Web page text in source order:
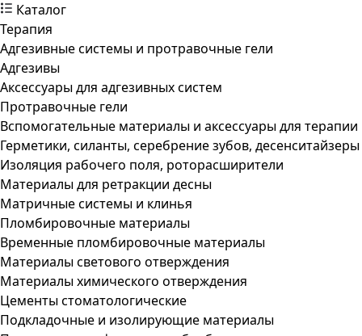
Каталог
Терапия
Адгезивные системы и протравочные гели
Адгезивы
Аксессуары для адгезивных систем
Протравочные гели
Вспомогательные материалы и аксессуары для терапии
Герметики, силанты, серебрение зубов, десенситайзеры
Изоляция рабочего поля, роторасширители
Материалы для ретракции десны
Матричные системы и клинья
Пломбировочные материалы
Временные пломбировочные материалы
Материалы светового отверждения
Материалы химического отверждения
Цементы стоматологические
Подкладочные и изолирующие материалы